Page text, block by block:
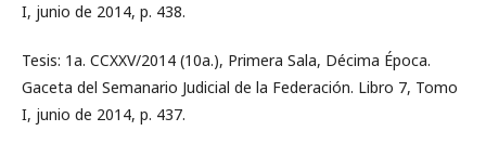
I, junio de 2014, p. 438.
Tesis: 1a. CCXXV/2014 (10a.), Primera Sala, Décima Época.
Gaceta del Semanario Judicial de la Federación. Libro 7, Tomo
I, junio de 2014, p. 437.